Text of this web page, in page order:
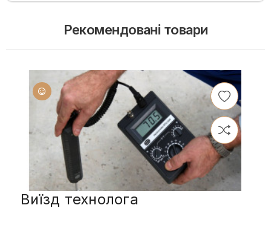
Рекомендовані товари
Виїзд технолога